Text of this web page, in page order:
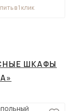
в 1 клик
ШКАФЫ